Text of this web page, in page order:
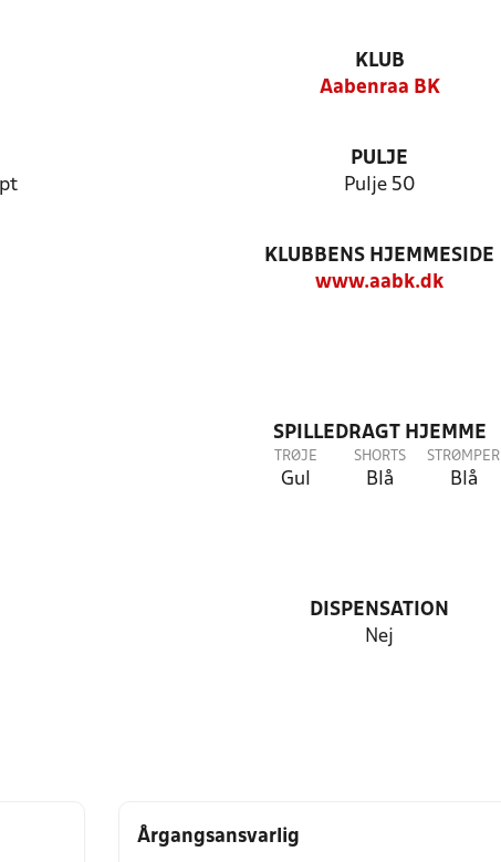
KLUB
Aabenraa BK
PULJE
Pulje 50
KLUBBENS HJEMMESIDE
www.aabk.dk
SPILLEDRAGT HJEMME
TRØJE
Gul
SHORTS
Blå
STRØMPER
Blå
DISPENSATION
Nej
Årgangsansvarlig